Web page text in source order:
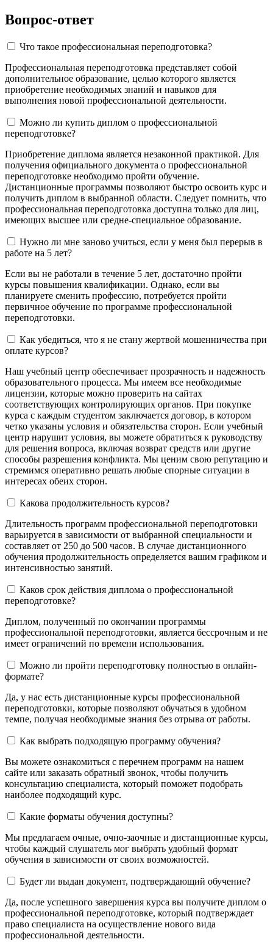
Вопрос-ответ
Что такое профессиональная переподготовка?
Профессиональная переподготовка представляет собой
дополнительное образование, целью которого является
приобретение необходимых знаний и навыков для
выполнения новой профессиональной деятельности.
Можно ли купить диплом о профессиональной
переподготовке?
Приобретение диплома является незаконной практикой. Для
получения официального документа о профессиональной
переподготовке необходимо пройти обучение.
Дистанционные программы позволяют быстро освоить курс и
получить диплом в выбранной области. Следует помнить, что
профессиональная переподготовка доступна только для лиц,
имеющих высшее или средне-специальное образование.
Нужно ли мне заново учиться, если у меня был перерыв в
работе на 5 лет?
Если вы не работали в течение 5 лет, достаточно пройти
курсы повышения квалификации. Однако, если вы
планируете сменить профессию, потребуется пройти
первичное обучение по программе профессиональной
переподготовки.
Как убедиться, что я не стану жертвой мошенничества при
оплате курсов?
Наш учебный центр обеспечивает прозрачность и надежность
образовательного процесса. Мы имеем все необходимые
лицензии, которые можно проверить на сайтах
соответствующих контролирующих органов. При покупке
курса с каждым студентом заключается договор, в котором
четко указаны условия и обязательства сторон. Если учебный
центр нарушит условия, вы можете обратиться к руководству
для решения вопроса, включая возврат средств или другие
способы разрешения конфликта. Мы ценим свою репутацию и
стремимся оперативно решать любые спорные ситуации в
интересах обеих сторон.
Какова продолжительность курсов?
Длительность программ профессиональной переподготовки
варьируется в зависимости от выбранной специальности и
составляет от 250 до 500 часов. В случае дистанционного
обучения продолжительность определяется вашим графиком и
интенсивностью занятий.
Каков срок действия диплома о профессиональной
переподготовке?
Диплом, полученный по окончании программы
профессиональной переподготовки, является бессрочным и не
имеет ограничений по времени использования.
Можно ли пройти переподготовку полностью в онлайн-
формате?
Да, у нас есть дистанционные курсы профессиональной
переподготовки, которые позволяют обучаться в удобном
темпе, получая необходимые знания без отрыва от работы.
Как выбрать подходящую программу обучения?
Вы можете ознакомиться с перечнем программ на нашем
сайте или заказать обратный звонок, чтобы получить
консультацию специалиста, который поможет подобрать
наиболее подходящий курс.
Какие форматы обучения доступны?
Мы предлагаем очные, очно-заочные и дистанционные курсы,
чтобы каждый слушатель мог выбрать удобный формат
обучения в зависимости от своих возможностей.
Будет ли выдан документ, подтверждающий обучение?
Да, после успешного завершения курса вы получите диплом о
профессиональной переподготовке, который подтверждает
право специалиста на осуществление нового вида
профессиональной деятельности.